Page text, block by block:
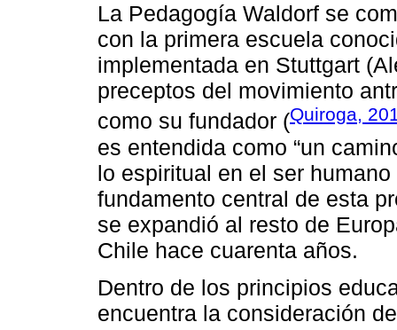
La Pedagogía Waldorf se
con la primera escuela
implementada en Stuttgart
preceptos del movimiento
como su fundador (Quiroga,
es entendida como “un
lo espiritual en el ser
fundamento central de esta
se expandió al resto de
Chile hace cuarenta años.
Dentro de los principios
encuentra la consideración